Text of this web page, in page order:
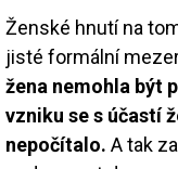
Ženské hnutí na
jisté formální
žena nemohla být
vzniku se s účastí
nepočítalo. A tak